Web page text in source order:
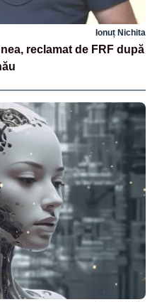
Ionuț Nichita
reclamat de FRF după